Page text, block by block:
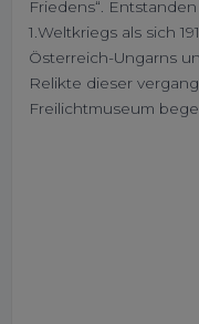
Friedens“.
1.Weltkriegs als sich
Österreich-Ungarns
Relikte dieser
Freilichtmuseum